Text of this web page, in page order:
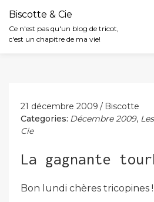
Biscotte & Cie
Ce n'est pas qu'un blog de tricot,
c'est un chapitre de ma vie!
21 décembre 2009
Biscotte
Categories: Décembre 2009,
Cie
La gagnante
Bon lundi chères tricopines !